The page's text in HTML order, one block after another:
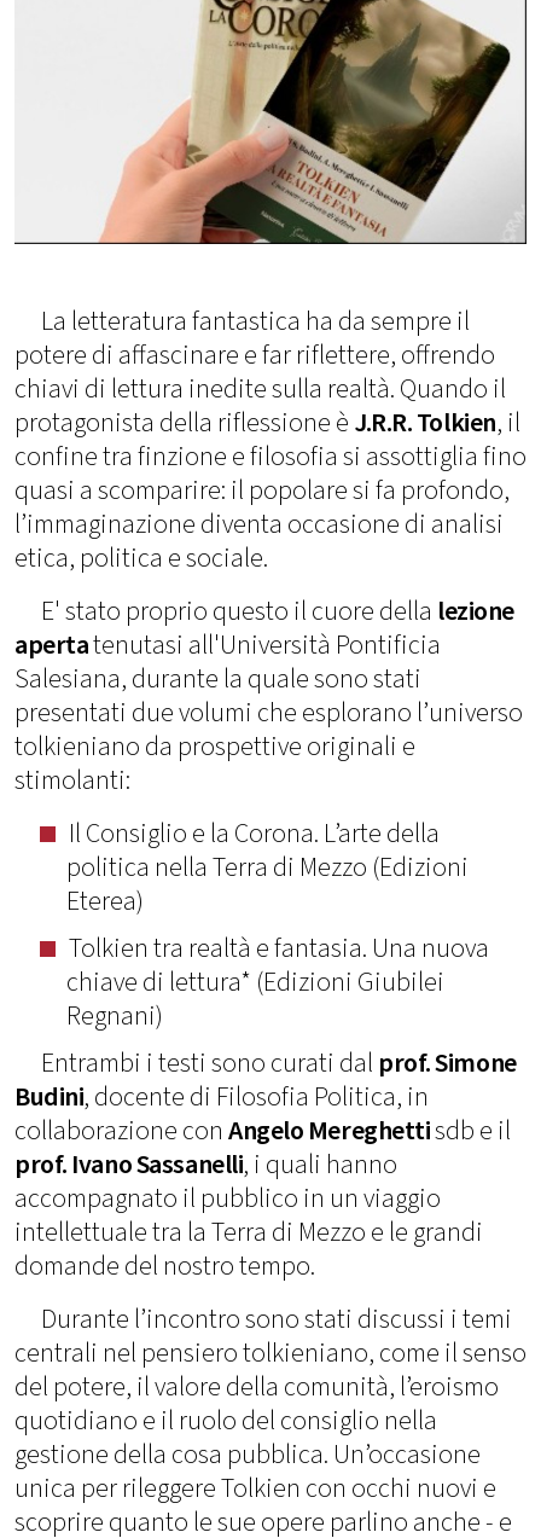
La letteratura fantastica ha da sempre il
potere di affascinare e far riflettere, offrendo
chiavi di lettura inedite sulla realtà. Quando il
protagonista della riflessione èJ.R.R. Tolkien, il
confine tra finzione e filosofia si assottiglia fino
quasi a scomparire: il popolare si fa profondo,
l’immaginazione diventa occasione di analisi
etica, politica e sociale.
E' stato proprio questo il cuore della lezione
apertatenutasi all'Università Pontificia
Salesiana, durante la quale sono stati
presentati due volumi che esplorano l’universo
tolkieniano da prospettive originali e
stimolanti:
Il Consiglio e la Corona. L’arte della
politica nella Terra di Mezzo (Edizioni
Eterea)
Tolkien tra realtà e fantasia. Una nuova
chiave di lettura* (Edizioni Giubilei
Regnani)
Entrambi i testi sono curati dal prof. Simone
Budini, docente di Filosofia Politica, in
collaborazione conAngelo Mereghettisdb e il
prof. Ivano Sassanelli, i quali hanno
accompagnato il pubblico in un viaggio
intellettuale tra la Terra di Mezzo e le grandi
domande del nostro tempo.
Durante l’incontro sono stati discussi i temi
centrali nel pensiero tolkieniano, come il senso
del potere, il valore della comunità, l’eroismo
quotidiano e il ruolo del consiglio nella
gestione della cosa pubblica. Un’occasione
unica per rileggere Tolkien con occhi nuovi e
scoprire quanto le sue opere parlino anche - e